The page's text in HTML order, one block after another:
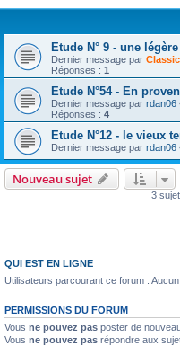
Etude N° 9 - une
Dernier message par
Réponses : 1
Etude N°54 - En
Dernier message par rdan06
Réponses : 4
Etude N°12 - le vieux
Dernier message par rdan06
Nouveau sujet
3
QUI EST EN LIGNE
Utilisateurs parcourant ce forum :
PERMISSIONS DU FORUM
Vous ne pouvez pas poster de
Vous ne pouvez pas répondre aux